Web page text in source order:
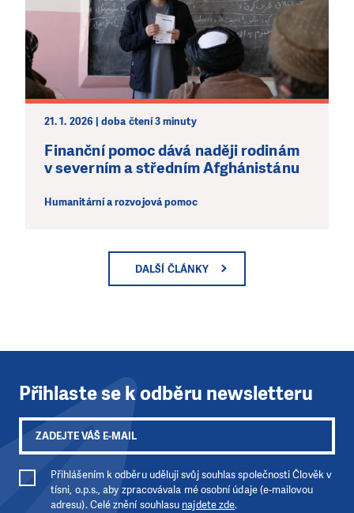
21. 1. 2026 | doba čtení 3 minuty
Finanční pomoc dává naději rodinám
v severním a středním Afghánistánu
Humanitární a rozvojová pomoc
DALŠÍ ČLÁNKY
Přihlaste se k odběru newsletteru
Přihlášením k odběru uděluji svůj souhlas společnosti Člověk v
tísni, o.p.s., aby zpracovávala mé osobní údaje (e-mailovou
adresu). Celé znění souhlasu najdete zde.